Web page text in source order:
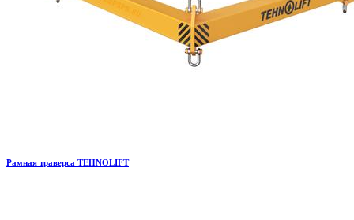
Рамная траверса TEHNOLIFT